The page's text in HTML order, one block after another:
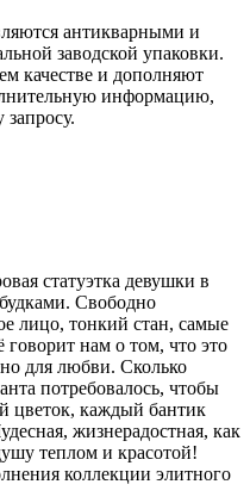
антикварными и
заводской упаковки.
качестве и дополняют
информацию,
статуэтка девушки в
Свободно
лицо, тонкий стан, самые
нам о том, что это
для любви. Сколько
потребовалось, чтобы
цветок, каждый бантик
жизнерадостная, как
теплом и красотой!
коллекции элитного